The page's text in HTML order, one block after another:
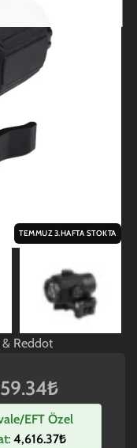
TEMMUZ 3.HAFTA STOKTA
Reddot
₺
EFT Özel
4,616.37₺